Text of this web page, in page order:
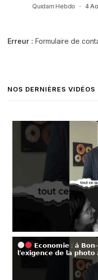
Quidam Hebdo 4
Erreur : Formulaire de
NOS DERNIÈRES VIDÉOS
𝗘𝗰𝗼𝗻𝗼𝗺𝗶𝗲 : 𝗮̀
𝗹’𝗲𝘅𝗶𝗴𝗲𝗻𝗰𝗲 𝗱𝗲 𝗹𝗮